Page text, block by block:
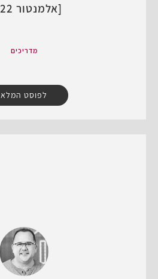
[אלמנטור 3.22]
מדריכים
לפוסט המלא